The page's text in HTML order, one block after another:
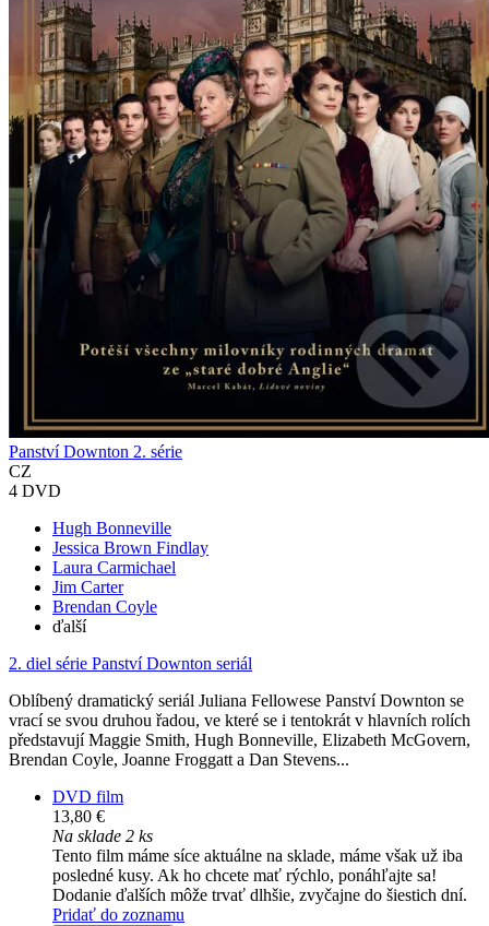
Panství Downton 2. série
CZ
4 DVD
Hugh Bonneville
Jessica Brown Findlay
Laura Carmichael
Jim Carter
Brendan Coyle
ďalší
2. diel série Panství Downton seriál
Oblíbený dramatický seriál Juliana Fellowese Panství Downton se
vrací se svou druhou řadou, ve které se i tentokrát v hlavních rolích
představují Maggie Smith, Hugh Bonneville, Elizabeth McGovern,
Brendan Coyle, Joanne Froggatt a Dan Stevens...
DVD film
13,80 €
Na sklade 2 ks
Tento film máme síce aktuálne na sklade, máme však už iba
posledné kusy. Ak ho chcete mať rýchlo, ponáhľajte sa!
Dodanie ďalších môže trvať dlhšie, zvyčajne do šiestich dní.
Pridať do zoznamu